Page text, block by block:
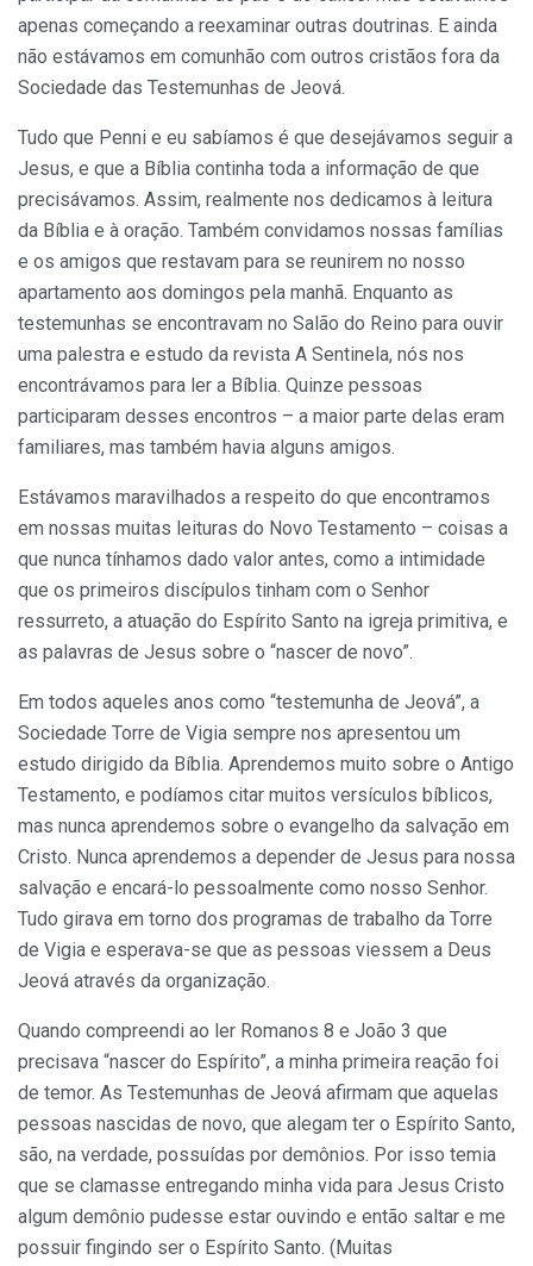
apenas começando a reexaminar outras doutrinas. E ainda
não estávamos em comunhão com outros cristãos fora da
Sociedade das Testemunhas de Jeová.
Tudo que Penni e eu sabíamos é que desejávamos seguir a
Jesus, e que a Bíblia continha toda a informação de que
precisávamos. Assim, realmente nos dedicamos à leitura
da Bíblia e à oração. Também convidamos nossas famílias
e os amigos que restavam para se reunirem no nosso
apartamento aos domingos pela manhã. Enquanto as
testemunhas se encontravam no Salão do Reino para ouvir
uma palestra e estudo da revista A Sentinela, nós nos
encontrávamos para ler a Bíblia. Quinze pessoas
participaram desses encontros – a maior parte delas eram
familiares, mas também havia alguns amigos.
Estávamos maravilhados a respeito do que encontramos
em nossas muitas leituras do Novo Testamento – coisas a
que nunca tínhamos dado valor antes, como a intimidade
que os primeiros discípulos tinham com o Senhor
ressurreto, a atuação do Espírito Santo na igreja primitiva, e
as palavras de Jesus sobre o “nascer de novo”.
Em todos aqueles anos como “testemunha de Jeová”, a
Sociedade Torre de Vigia sempre nos apresentou um
estudo dirigido da Bíblia. Aprendemos muito sobre o Antigo
Testamento, e podíamos citar muitos versículos bíblicos,
mas nunca aprendemos sobre o evangelho da salvação em
Cristo. Nunca aprendemos a depender de Jesus para nossa
salvação e encará-lo pessoalmente como nosso Senhor.
Tudo girava em torno dos programas de trabalho da Torre
de Vigia e esperava-se que as pessoas viessem a Deus
Jeová através da organização.
Quando compreendi ao ler Romanos 8 e João 3 que
precisava “nascer do Espírito”, a minha primeira reação foi
de temor. As Testemunhas de Jeová afirmam que aquelas
pessoas nascidas de novo, que alegam ter o Espírito Santo,
são, na verdade, possuídas por demônios. Por isso temia
que se clamasse entregando minha vida para Jesus Cristo
algum demônio pudesse estar ouvindo e então saltar e me
possuir fingindo ser o Espírito Santo. (Muitas